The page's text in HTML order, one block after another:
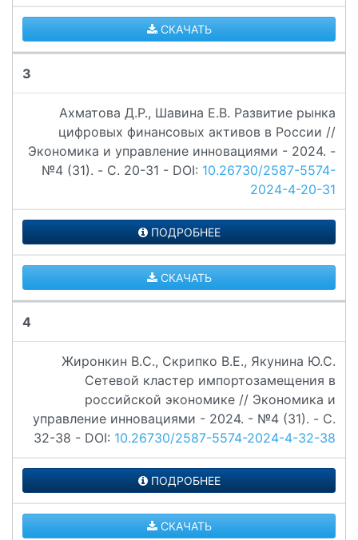
СКАЧАТЬ
3
Ахматова Д.Р., Шавина Е.В. Развитие рынка
цифровых финансовых активов в России //
Экономика и управление инновациями - 2024. -
№4 (31). - C. 20-31 - DOI: 10.26730/2587-5574-
2024-4-20-31
ПОДРОБНЕЕ
СКАЧАТЬ
4
Жиронкин В.С., Скрипко В.Е., Якунина Ю.С.
Сетевой кластер импортозамещения в
российской экономике // Экономика и
управление инновациями - 2024. - №4 (31). - C.
32-38 - DOI: 10.26730/2587-5574-2024-4-32-38
ПОДРОБНЕЕ
СКАЧАТЬ